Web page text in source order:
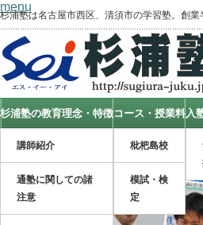
杉浦塾は名古屋市西区、清須市の学習塾。創
menu
杉浦塾の教育理念・特徴
講師紹介
通塾に関しての諸
注意
コース・授業料
枇杷島校
模試・検
定
入